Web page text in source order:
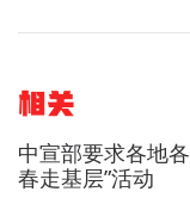
相关
中宣部要求各地
春走基层”活动